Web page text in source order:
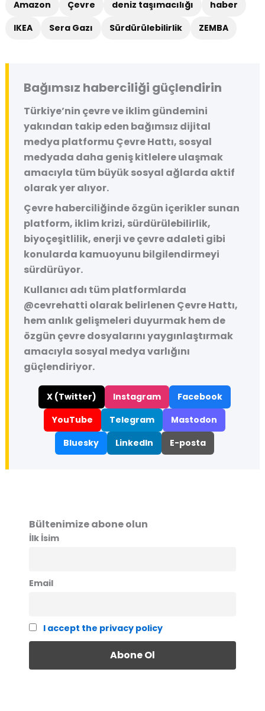
Amazon Çevre deniz taşımacılığı
haber
IKEA
Sera Gazı Sürdürülebilirlik ZEMBA
Bağımsız haberciliği güçlendirin
Türkiye’nin çevre ve iklim gündemini
yakından takip eden bağımsız dijital
medya platformu Çevre Hattı, sosyal
medyada daha geniş kitlelere ulaşmak
amacıyla tüm büyük sosyal ağlarda aktif
olarak yer alıyor.
Çevre haberciliğinde özgün içerikler sunan
platform, iklim krizi, sürdürülebilirlik,
biyoçeşitlilik, enerji ve çevre adaleti gibi
konularda kamuoyunu bilgilendirmeyi
sürdürüyor.
Kullanıcı adı tüm platformlarda
@cevrehatti olarak belirlenen Çevre Hattı,
hem anlık gelişmeleri duyurmak hem de
özgün çevre dosyalarını yaygınlaştırmak
amacıyla sosyal medya varlığını
güçlendiriyor.
X (Twitter) Instagram
Facebook
YouTube
Telegram
Mastodon
Bluesky
LinkedIn E-posta
Bültenimize abone olun
İlk İsim
Email
I accept the privacy policy